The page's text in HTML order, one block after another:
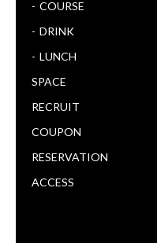
COURSE
DRINK
LUNCH
SPACE
RECRUIT
COUPON
RESERVATION
ACCESS